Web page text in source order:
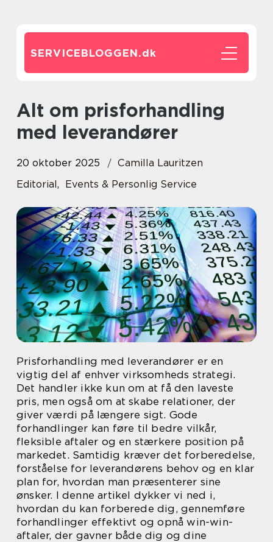
SERVICEBLOGGEN.dk
Alt om prisforhandling
med leverandører
20 oktober 2025
Camilla Lauritzen
Editorial, Events & Personlig Service
Prisforhandling med leverandører er en
vigtig del af enhver virksomheds strategi.
Det handler ikke kun om at få den laveste
pris, men også om at skabe relationer, der
giver værdi på længere sigt. Gode
forhandlinger kan føre til bedre vilkår,
fleksible aftaler og en stærkere position på
markedet. Samtidig kræver det forberedelse,
forståelse for leverandørens behov og en klar
plan for, hvordan man præsenterer sine
ønsker. I denne artikel dykker vi ned i,
hvordan du kan forberede dig, gennemføre
forhandlinger effektivt og opnå win-win-
aftaler, der gavner både dig og dine